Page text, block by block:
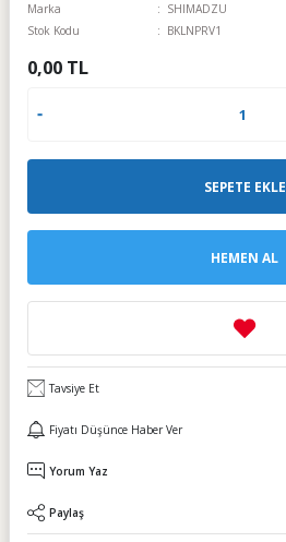
Marka
SHIMADZU
Stok Kodu
BKLNPRV1
0,00 TL
SEPETE EKLE
HEMEN AL
Tavsiye Et
Fiyatı Düşünce Haber Ver
Yorum Yaz
Paylaş